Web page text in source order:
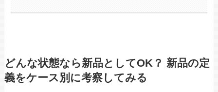
どんな状態なら新品としてOK？ 新品の定
義をケース別に考察してみる